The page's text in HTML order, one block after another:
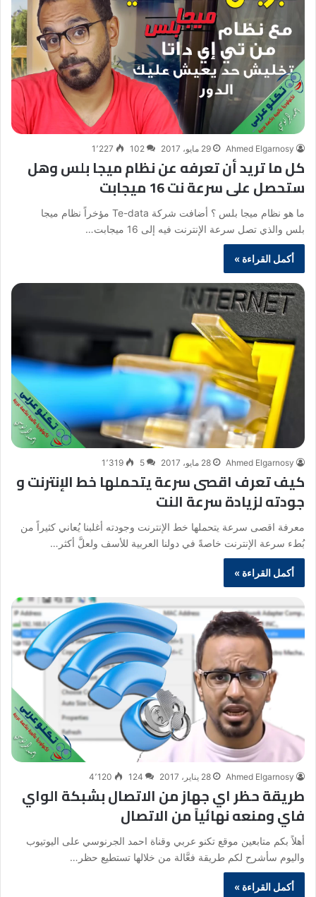
Ahmed Elgarnosy 29 مايو، 2017 102 1٬227
كل ما تريد أن تعرفه عن نظام ميجا بلس وهل
ستحصل على سرعة نت 16 ميجابت
ما هو نظام ميجا بلس ؟ أضافت شركة Te-data مؤخراً نظام ميجا
بلس والذي تصل سرعة الإنترنت فيه إلى 16 ميجابت…
أكمل القراءة »
Ahmed Elgarnosy 28 مايو، 2017 5 1٬319
كيف تعرف اقصى سرعة يتحملها خط الإنترنت و
جودته لزيادة سرعة النت
معرفة اقصى سرعة يتحملها خط الإنترنت وجودته أغلبنا يُعاني كثيراً من
بُطء سرعة الإنترنت خاصةً في دولنا العربية للأسف ولعلَّ أكثر…
أكمل القراءة »
Ahmed Elgarnosy 28 يناير، 2017 124 4٬120
طريقة حظر اي جهاز من الاتصال بشبكة الواي
فاي ومنعه نهائياً من الاتصال
أهلاً بكم متابعين موقع تكنو عربي وقناة احمد الجرنوسي على اليوتيوب
واليوم سأشرح لكم طريقة فعَّالة من خلالها تستطيع حظر…
أكمل القراءة »